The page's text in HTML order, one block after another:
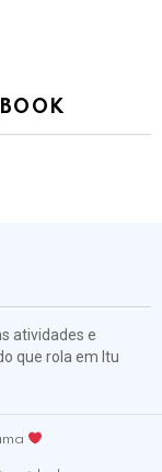
atividades e
que rola em Itu